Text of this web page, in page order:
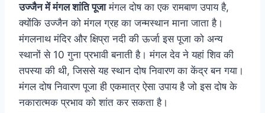
उज्जैन में मंगल शांति पूजामंगल दोष का एक रामबाण उपाय है,
क्योंकि उज्जैन को मंगल ग्रह का जन्मस्थान माना जाता है।
मंगलनाथ मंदिर और क्षिप्रा नदी की ऊर्जा इस पूजा को अन्य
स्थानों से 10 गुना प्रभावी बनाती है। मंगल देव ने यहां शिव की
तपस्या की थी, जिससे यह स्थान दोष निवारण का केंद्र बन गया।
मंगल दोष निवारण पूजा ही एकमात्र ऐसा उपाय है जो इस दोष के
नकारात्मक प्रभाव को शांत कर सकता है।